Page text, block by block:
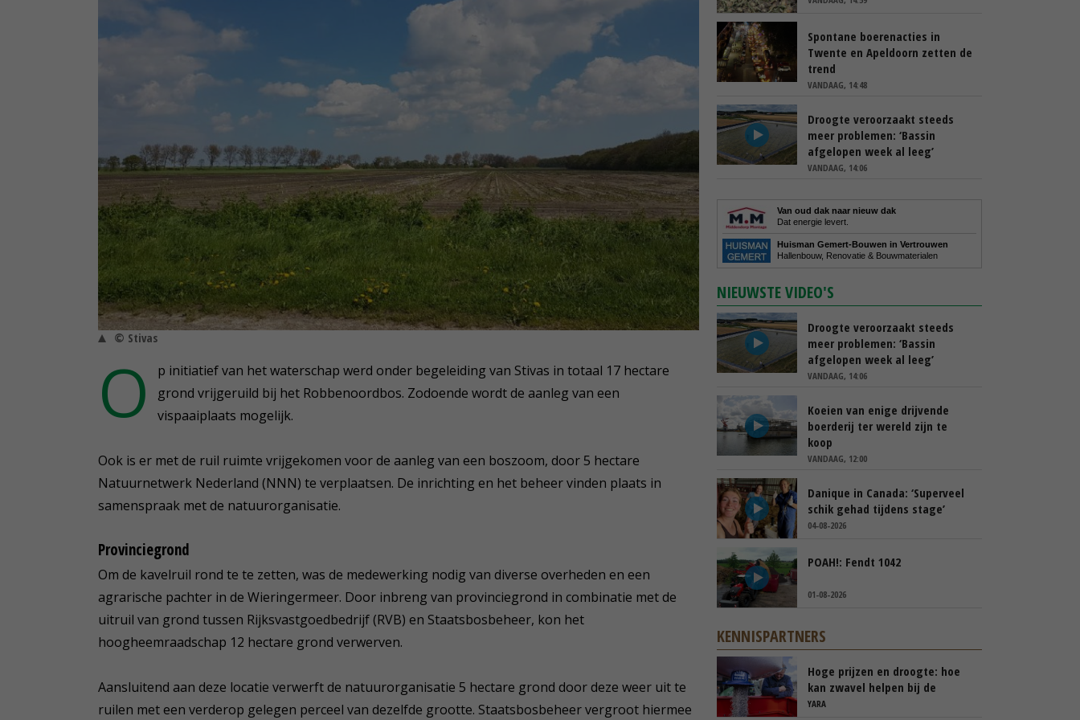
© Stivas
O
p initiatief van het waterschap werd onder begeleiding van Stivas in totaal 17 hectare
grond vrijgeruild bij het Robbenoordbos. Zodoende wordt de aanleg van een
vispaaiplaats mogelijk.
Ook is er met de ruil ruimte vrijgekomen voor de aanleg van een boszoom, door 5 hectare
Natuurnetwerk Nederland (NNN) te verplaatsen. De inrichting en het beheer vinden plaats in
samenspraak met de natuurorganisatie.
Provinciegrond
Om de kavelruil rond te te zetten, was de medewerking nodig van diverse overheden en een
agrarische pachter in de Wieringermeer. Door inbreng van provinciegrond in combinatie met de
uitruil van grond tussen Rijksvastgoedbedrijf (RVB) en Staatsbosbeheer, kon het
hoogheemraadschap 12 hectare grond verwerven.
Aansluitend aan deze locatie verwerft de natuurorganisatie 5 hectare grond door deze weer uit te
ruilen met een verderop gelegen perceel van dezelfde grootte. Staatsbosbeheer vergroot hiermee
Spontane boerenacties in
Twente en Apeldoorn zetten de
trend
VANDAAG, 14:48
Droogte veroorzaakt steeds
meer problemen: ‘Bassin
afgelopen week al leeg’
VANDAAG, 14:06
Van oud dak naar nieuw dak
Dat energie levert.
Huisman Gemert-Bouwen in Vertrouwen
Hallenbouw, Renovatie & Bouwmaterialen
NIEUWSTE VIDEO'S
Droogte veroorzaakt steeds
meer problemen: ‘Bassin
afgelopen week al leeg’
VANDAAG, 14:06
Koeien van enige drijvende
boerderij ter wereld zijn te
koop
VANDAAG, 12:00
Danique in Canada: ‘Superveel
schik gehad tijdens stage’
04-08-2026
POAH!: Fendt 1042
01-08-2026
KENNISPARTNERS
Hoge prijzen en droogte: hoe
kan zwavel helpen bij de
bemesting?
YARA